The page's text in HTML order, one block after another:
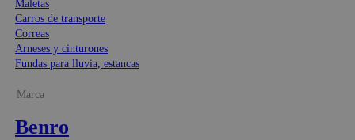
Maletas
Carros de transporte
Correas
Arneses y cinturones
Fundas para lluvia, estancas
Marca
Benro